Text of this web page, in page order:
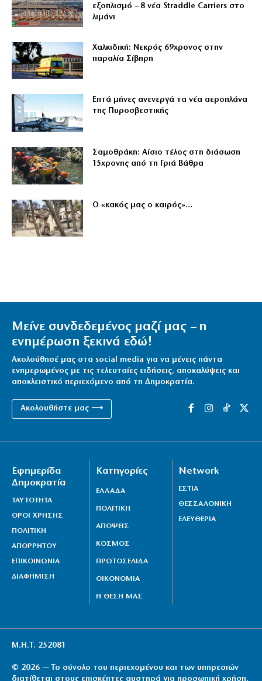
εξοπλισμό – 8 νέα Straddle Carriers στο
λιμάνι
Χαλκιδική: Νεκρός 69χρονος στην
παραλία Σίβηρη
Επτά μήνες ανενεργά τα νέα αεροπλάνα
της Πυροσβεστικής
Σαμοθράκη: Αίσιο τέλος στη διάσωση
15χρονης από τη Γριά Βάθρα
Ο «κακός μας ο καιρός»…
Μείνε συνδεδεμένος μαζί μας – η
ενημέρωση ξεκινά εδώ!
Ακολούθησέ μας στα social media για να μένεις πάντα
ενημερωμένος με τις τελευταίες ειδήσεις, αποκαλύψεις και
αποκλειστικό περιεχόμενο από τη Δημοκρατία.
Ακολουθήστε μας ⟶
Εφημερίδα
Δημοκρατία
ΤΑΥΤΟΤΗΤΑ
ΟΡΟΙ ΧΡΗΣΗΣ
ΠΟΛΙΤΙΚΗ
ΑΠΟΡΡΗΤΟΥ
ΕΠΙΚΟΙΝΩΝΙΑ
ΔΙΑΦΗΜΙΣΗ
Κατηγορίες
ΕΛΛΑΔΑ
ΠΟΛΙΤΙΚΗ
ΑΠΟΨΕΙΣ
ΚΟΣΜΟΣ
ΠΡΩΤΟΣΕΛΙΔΑ
ΟΙΚΟΝΟΜΙΑ
Η ΘΕΣΗ ΜΑΣ
Network
ΕΣΤΙΑ
ΘΕΣΣΑΛΟΝΙΚΗ
ΕΛΕΥΘΕΡΙΑ
Μ.Η.Τ. 252081
© 2026 — Το σύνολο του περιεχομένου και των υπηρεσιών
διατίθεται στους επισκέπτες αυστηρά για προσωπική χρήση.